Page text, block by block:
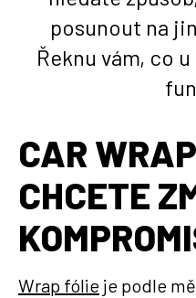
posunout na
Řeknu vám, co
CAR
CHCETE
Wrap fólie je podle mě